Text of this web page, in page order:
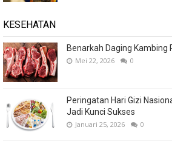
KESEHATAN
Benarkah Daging Kambing
Mei 22, 2026 0
Peringatan Hari Gizi
Jadi Kunci Sukses
Januari 25, 2026 0